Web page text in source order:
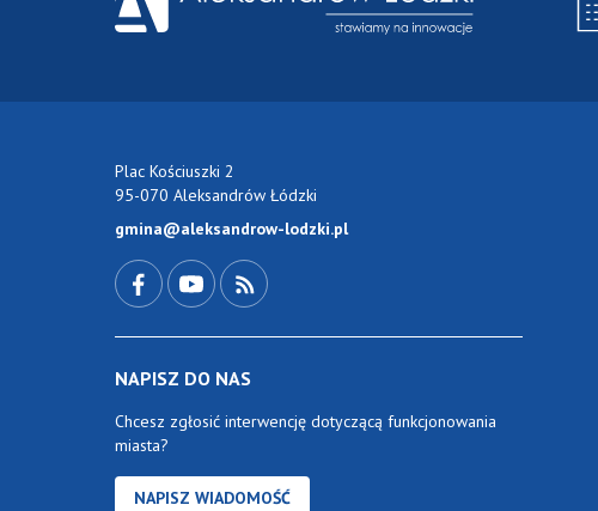
Plac Kościuszki 2
95-070 Aleksandrów Łódzki
gmina@aleksandrow-lodzki.pl
NAPISZ DO NAS
Chcesz zgłosić interwencję dotyczącą funkcjonowania
miasta?
NAPISZ WIADOMOŚĆ